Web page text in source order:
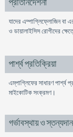
প্রতিনির্দেশনা
যাদের এম্পাগ্লিফ্লোজিন বা
ও ডায়ালাইসিস রোগীদের
পার্শ্ব প্রতিক্রিয়া
এম্‌পাগ্লিফের সাধারণ পার্শ্ব
মাইকোটিক সংক্রমণ।
গর্ভাবস্থায় ও